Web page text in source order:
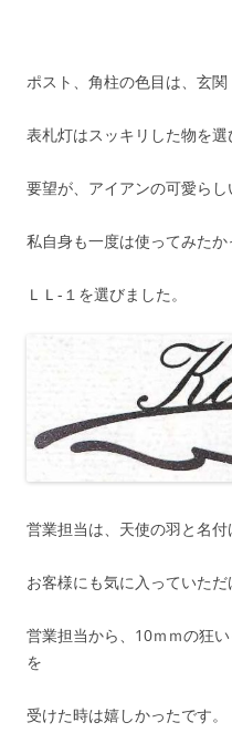
ポスト、角柱の色目は、玄関
表札灯はスッキリした物を
要望が、アイアンの可愛ら
私自身も一度は使ってみた
ＬＬ-１を選びました。
営業担当は、天使の羽と名付
お客様にも気に入っていただ
営業担当から、10ｍｍの狂
を
受けた時は嬉しかったです。